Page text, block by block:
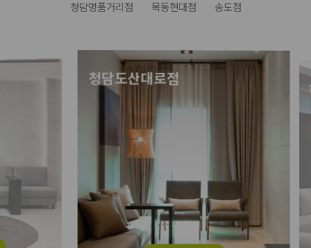
청담명품거리점
목동현대점 송도점
청담도산대로점 삼